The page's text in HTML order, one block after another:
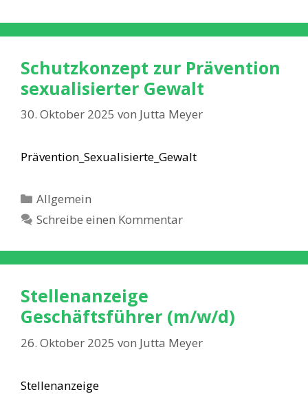
Schutzkonzept zur Prävention
sexualisierter Gewalt
30. Oktober 2025 von Jutta Meyer
Prävention_Sexualisierte_Gewalt
Kategorien
Allgemein
Schreibe einen Kommentar
Stellenanzeige
Geschäftsführer (m/w/d)
26. Oktober 2025 von Jutta Meyer
Stellenanzeige